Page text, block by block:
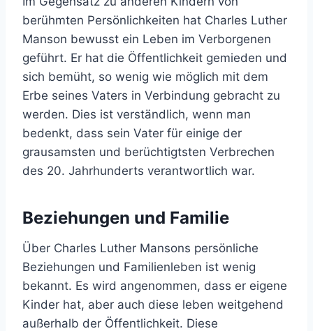
berühmten Persönlichkeiten hat Charles Luther
Manson bewusst ein Leben im Verborgenen
geführt. Er hat die Öffentlichkeit gemieden und
sich bemüht, so wenig wie möglich mit dem
Erbe seines Vaters in Verbindung gebracht zu
werden. Dies ist verständlich, wenn man
bedenkt, dass sein Vater für einige der
grausamsten und berüchtigtsten Verbrechen
des 20. Jahrhunderts verantwortlich war.
Beziehungen und Familie
Über Charles Luther Mansons persönliche
Beziehungen und Familienleben ist wenig
bekannt. Es wird angenommen, dass er eigene
Kinder hat, aber auch diese leben weitgehend
außerhalb der Öffentlichkeit. Diese